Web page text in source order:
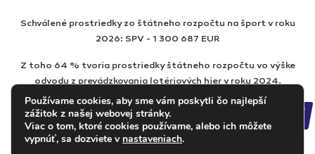
Schválené prostriedky zo štátneho rozpočtu na šport v roku
2026: SPV - 1 300 687 EUR
Z toho 64 % tvoria prostriedky štátneho rozpočtu vo výške
odvodu z prevádzkovania lotériových hier v roku 2024.
Používame cookies, aby sme vám poskytli čo najlepší
zážitok z našej webovej stránky.
Viac o tom, ktoré cookies používame, alebo ich môžete
vypnúť, sa dozviete v nastaveniach.